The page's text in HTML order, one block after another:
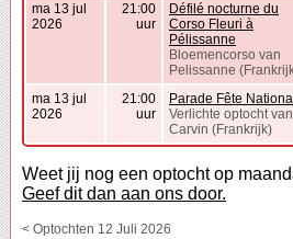
ma 13 jul
2026
21:00
uur
Défilé nocturne du
Corso Fleuri à
Pélissanne
Bloemencorso van
Pelissanne
ma 13 jul
2026
21:00
uur
Parade Fête
Verlichte optocht van
Carvin (Frankrijk)
Weet jij nog een optocht op
Geef dit dan aan ons door.
< Optochten 12 Juli 2026